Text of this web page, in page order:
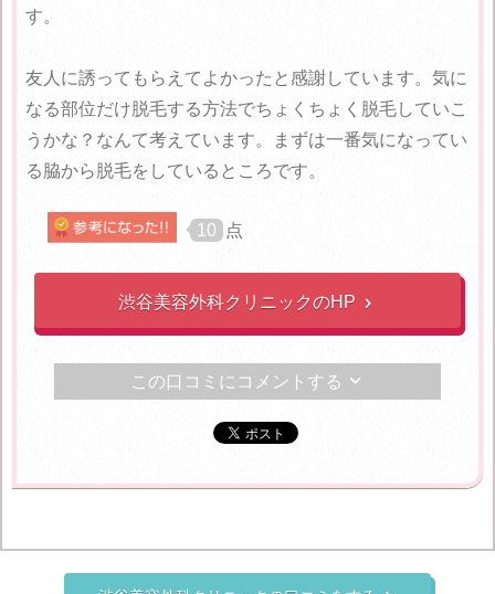
す。
友人に誘ってもらえてよかったと感謝しています。気に
なる部位だけ脱毛する方法でちょくちょく脱毛していこ
うかな？なんて考えています。まずは一番気になってい
る脇から脱毛をしているところです。
10 点
渋谷美容外科クリニックのHP 
この口コミにコメントする 